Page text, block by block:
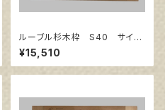
ルーブル杉木枠 S40 サイズ
1000㎜×1000㎜
¥15,510